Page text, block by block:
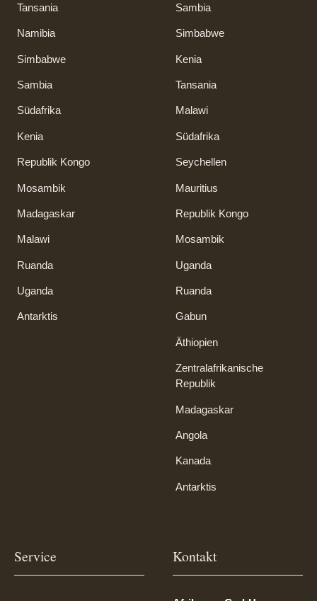
Tansania
Namibia
Simbabwe
Sambia
Südafrika
Kenia
Republik Kongo
Mosambik
Madagaskar
Malawi
Ruanda
Uganda
Antarktis
Sambia
Simbabwe
Kenia
Tansania
Malawi
Südafrika
Seychellen
Mauritius
Republik Kongo
Mosambik
Uganda
Ruanda
Gabun
Äthiopien
Zentralafrikanische
Republik
Madagaskar
Angola
Kanada
Antarktis
Service Kontakt